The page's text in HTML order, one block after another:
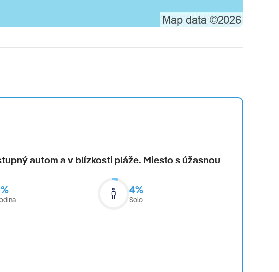
autom a v blízkosti pláže. Miesto s úžasnou
4%
Solo